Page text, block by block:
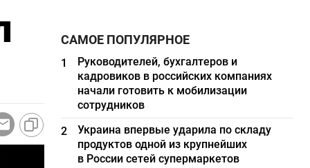
САМОЕ ПОПУЛЯРНОЕ
1
Руководителей, бухгалтеров и
кадровиков в российских компаниях
начали готовить к мобилизации
сотрудников
2
Украина впервые ударила по складу
продуктов одной из крупнейших
в России сетей супермаркетов